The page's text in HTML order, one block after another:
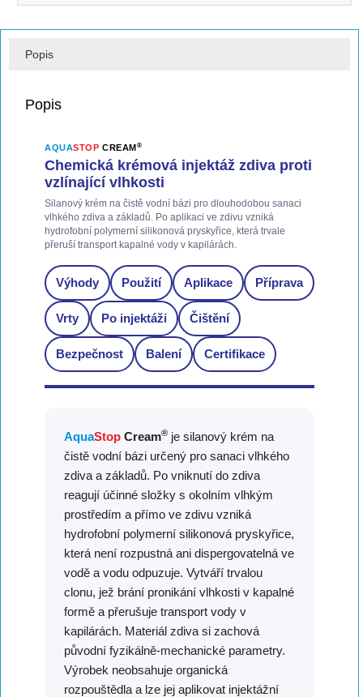
Popis
Popis
AQUASTOP CREAM®
Chemická krémová injektáž zdiva proti
vzlínající vlhkosti
Silanový krém na čistě vodní bázi pro dlouhodobou sanaci
vlhkého zdiva a základů. Po aplikaci ve zdivu vzniká
hydrofobní polymerní silikonová pryskyřice, která trvale
přeruší transport kapalné vody v kapilárách.
Výhody Použití Aplikace Příprava
Vrty Po injektáži Čištění
Bezpečnost Balení Certifikace
AquaStop Cream® je silanový krém na
čistě vodní bázi určený pro sanaci vlhkého
zdiva a základů. Po vniknutí do zdiva
reagují účinné složky s okolním vlhkým
prostředím a přímo ve zdivu vzniká
hydrofobní polymerní silikonová pryskyřice,
která není rozpustná ani dispergovatelná ve
vodě a vodu odpuzuje. Vytváří trvalou
clonu, jež brání pronikání vlhkosti v kapalné
formě a přerušuje transport vody v
kapilárách. Materiál zdiva si zachová
původní fyzikálně-mechanické parametry.
Výrobek neobsahuje organická
rozpouštědla a lze jej aplikovat injektážní